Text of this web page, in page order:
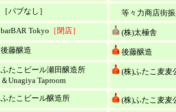
［パブなし］
等々力商店街
barBAR Tokyo ［閉店］
(株)太極舎
後藤醸造
後藤醸造
ふたこビール瀬田醸造所
＆Unagiya Taproom
(株)ふたこ麦麦
ふたこビール醸造所
(株)ふたこ麦麦